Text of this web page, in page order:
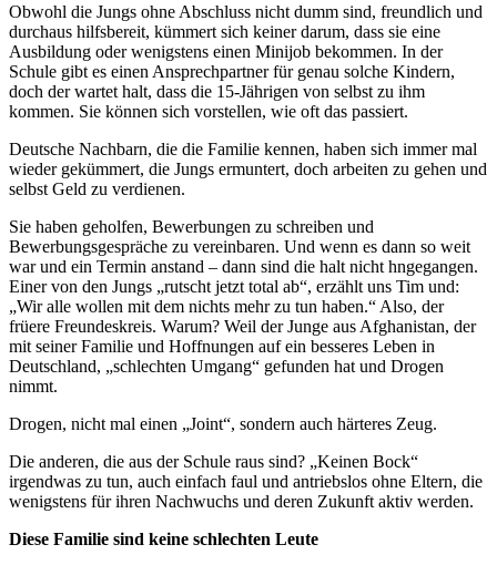
Obwohl die Jungs ohne Abschluss nicht dumm sind, freundlich und
durchaus hilfsbereit, kümmert sich keiner darum, dass sie eine
Ausbildung oder wenigstens einen Minijob bekommen. In der
Schule gibt es einen Ansprechpartner für genau solche Kindern,
doch der wartet halt, dass die 15-Jährigen von selbst zu ihm
kommen. Sie können sich vorstellen, wie oft das passiert.
Deutsche Nachbarn, die die Familie kennen, haben sich immer mal
wieder gekümmert, die Jungs ermuntert, doch arbeiten zu gehen und
selbst Geld zu verdienen.
Sie haben geholfen, Bewerbungen zu schreiben und
Bewerbungsgespräche zu vereinbaren. Und wenn es dann so weit
war und ein Termin anstand – dann sind die halt nicht hngegangen.
Einer von den Jungs „rutscht jetzt total ab“, erzählt uns Tim und:
„Wir alle wollen mit dem nichts mehr zu tun haben.“ Also, der
früere Freundeskreis. Warum? Weil der Junge aus Afghanistan, der
mit seiner Familie und Hoffnungen auf ein besseres Leben in
Deutschland, „schlechten Umgang“ gefunden hat und Drogen
nimmt.
Drogen, nicht mal einen „Joint“, sondern auch härteres Zeug.
Die anderen, die aus der Schule raus sind? „Keinen Bock“
irgendwas zu tun, auch einfach faul und antriebslos ohne Eltern, die
wenigstens für ihren Nachwuchs und deren Zukunft aktiv werden.
Diese Familie sind keine schlechten Leute